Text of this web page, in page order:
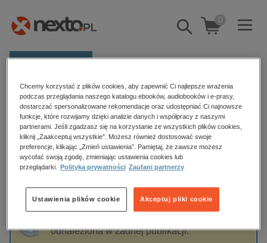
Pokaż/schowaj
wyszukiwarkę
0
Kategorie
Zobacz wszystkie E-prasa
budownictwo, aranżacja wnętrz
biznesowe, branżowe, gospodarka
dzienniki
edukacja
hobby, sport, rozrywka
Strona główna Monika Fudała
Monika Fudała
Sortowanie Filtrowanie
odnaleziona w żadnej publikacji.
Chcemy korzystać z plików cookies, aby zapewnić Ci najlepsze wrażenia
podczas przeglądania naszego katalogu ebooków, audiobooków i e-prasy,
dostarczać spersonalizowane rekomendacje oraz udostępniać Ci najnowsze
funkcje, które rozwijamy dzięki analizie danych i współpracy z naszymi
partnerami. Jeśli zgadzasz się na korzystanie ze wszystkich plików cookies,
kliknij „Zaakceptuj wszystkie”. Możesz również dostosować swoje
preferencje, klikając „Zmień ustawienia”. Pamiętaj, że zawsze możesz
wycofać swoją zgodę, zmieniając ustawienia cookies lub
przeglądarki.
Polityka prywatności Zaufani partnerzy
Akceptuj pliki cookie
Ustawienia plików cookie